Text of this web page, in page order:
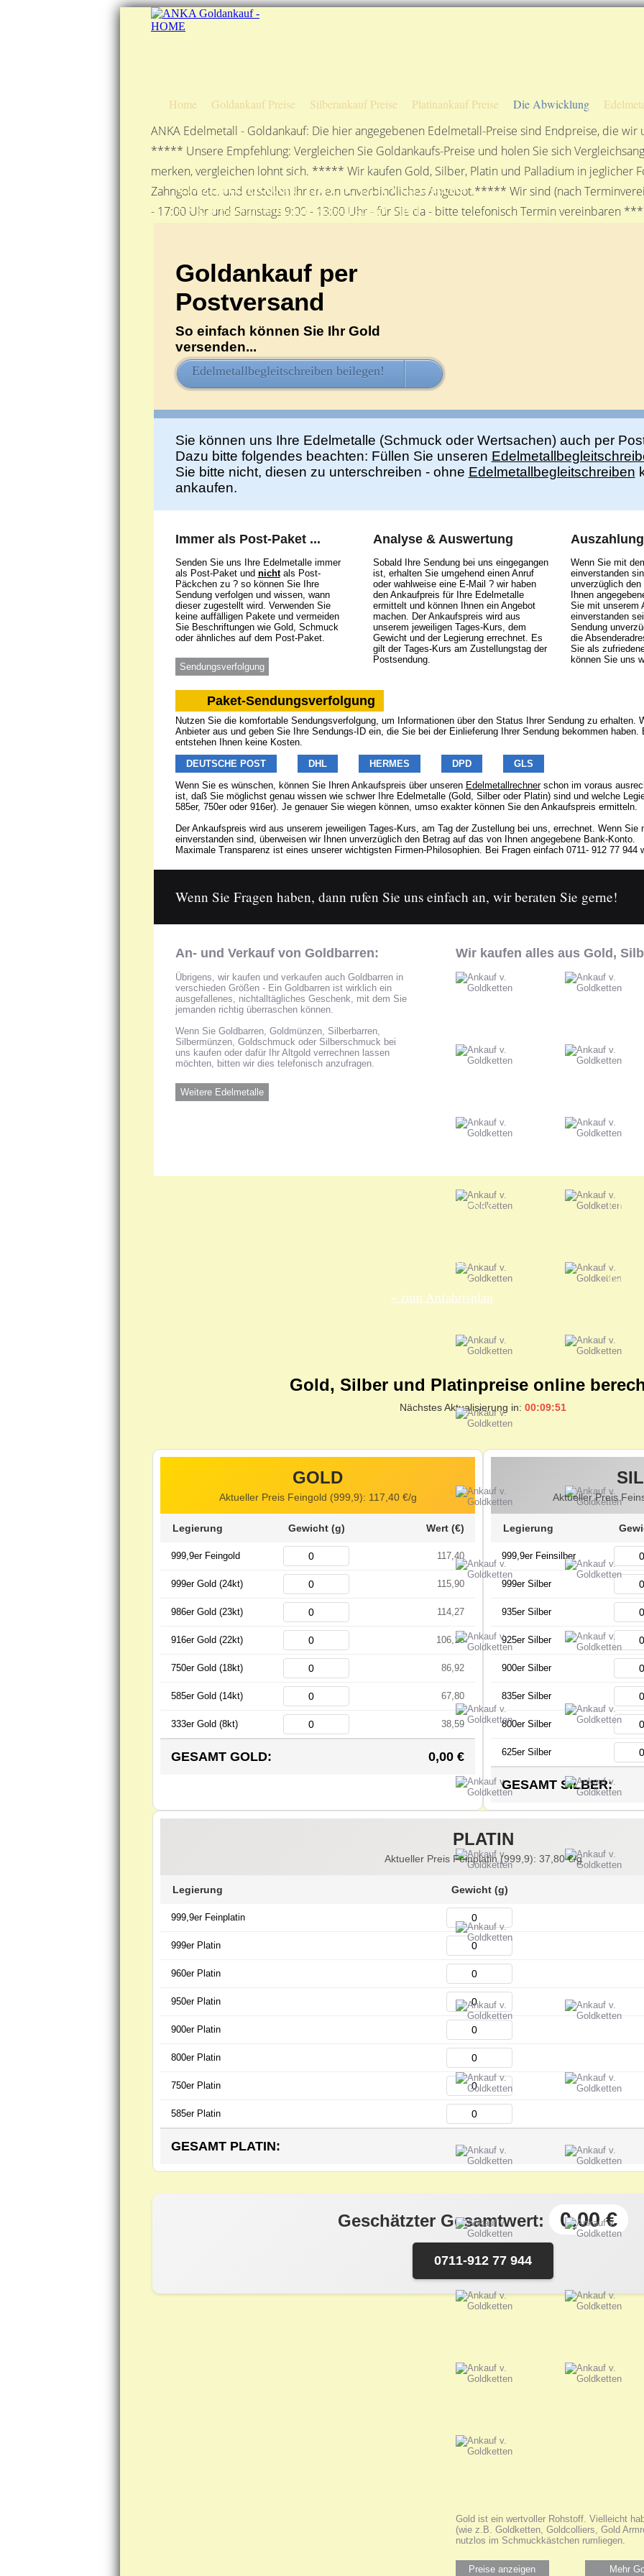
Home Goldankauf Preise Silberankauf Preise Platinankauf Preise Die Abwicklung
ANKA Edelmetall - Goldankauf: Die hier angegebenen Edelmetall-Preise sind Endpreise, die wir
***** Unsere Empfehlung: Vergleichen Sie Goldankaufs-Preise und holen Sie sich
merken, vergleichen lohnt sich. ***** Wir kaufen Gold, Silber, Platin und Palladium in jeglicher
Zahngold etc. und erstellen Ihnen ein unverbindliches Angebot.***** Wir sind (nach
- 17:00 Uhr und Samstags 9:00 - 13:00 Uhr - für Sie da - bitte telefonisch Termin vereinbaren
Goldankauf per Postversand
ANKA Edelmetallhandelsgesellschaft mbH
Goldankauf per
Postversand
So einfach können Sie Ihr Gold
versenden...
Sie können uns Ihre Edelmetalle (Schmuck oder Wertsachen) auch per
Dazu bitte folgendes beachten: Füllen Sie unseren
Sie bitte nicht, diesen zu unterschreiben - ohne Edelmetallbegleitschreiben
ankaufen.
Immer als Post-Paket ...
Senden Sie uns Ihre Edelmetalle immer
als Post-Paket und nichtals Post-
Päckchen zu ? so können Sie Ihre
Sendung verfolgen und wissen, wann
dieser zugestellt wird. Verwenden Sie
keine auffälligen Pakete und vermeiden
Sie Beschriftungen wie Gold, Schmuck
oder ähnliches auf dem Post-Paket.
Sendungsverfolgung
Analyse & Auswertung
Sobald Ihre Sendung bei uns eingegangen
ist, erhalten Sie umgehend einen Anruf
oder wahlweise eine E-Mail ? wir haben
den Ankaufpreis für Ihre Edelmetalle
ermittelt und können Ihnen ein Angebot
machen. Der Ankaufspreis wird aus
unserem jeweiligen Tages-Kurs, dem
Gewicht und der Legierung errechnet. Es
gilt der Tages-Kurs am Zustellungstag der
Postsendung.
Auszahlung
Wenn Sie mit
einverstanden
unverzüglich
Ihnen
Sie mit unserem
einverstanden
Sendung
die
Sie als
können Sie uns
Paket-Sendungsverfolgung
Nutzen Sie die komfortable Sendungsverfolgung, um Informationen über den Status Ihrer Sendung zu erhalten.
Anbieter aus und geben Sie Ihre Sendungs-ID ein, die Sie bei der Einlieferung Ihrer Sendung bekommen
entstehen Ihnen keine Kosten.
DEUTSCHE POST
DHL HERMES DPD
GLS
Wenn Sie es wünschen, können Sie Ihren Ankaufspreis über unseren Edelmetallrechnerschon im voraus
ist, daß Sie möglichst genau wissen wie schwer Ihre Edelmetalle (Gold, Silber oder Platin) sind und welche
585er, 750er oder 916er). Je genauer Sie wiegen können, umso exakter können Sie den Ankaufspreis ermitteln.
Der Ankaufspreis wird aus unserem jeweiligen Tages-Kurs, am Tag der Zustellung bei uns, errechnet. Wenn Sie
einverstanden sind, überweisen wir Ihnen unverzüglich den Betrag auf das von Ihnen angegebene Bank-Konto.
Maximale Transparenz ist eines unserer wichtigsten Firmen-Philosophien. Bei Fragen einfach 0711- 912 77 944
Edelmetallbegleitschreiben beilegen! HIER KOSTENLOS LADEN
Wenn Sie Fragen haben, dann rufen Sie uns einfach an, wir beraten Sie gerne!
An- und Verkauf von Goldbarren:
Übrigens, wir kaufen und verkaufen auch Goldbarren in
verschieden Größen - Ein Goldbarren ist wirklich ein
ausgefallenes, nichtalltägliches Geschenk, mit dem Sie
jemanden richtig überraschen können.
Wenn Sie Goldbarren, Goldmünzen, Silberbarren,
Silbermünzen, Goldschmuck oder Silberschmuck bei
uns kaufen oder dafür Ihr Altgold verrechnen lassen
möchten, bitten wir dies telefonisch anzufragen.
Weitere Edelmetalle
Wir kaufen alles aus Gold,
Gold ist ein wertvoller Rohstoff. Vielleicht
(wie z.B. Goldketten, Goldcolliers, Gold
nutzlos im Schmuckkästchen rumliegen.
Preise anzeigen Mehr
Unsere Adresse:
Felix-Dahn-Str. 4
70597 Stuttgart
» zum Anfahrtsplan
Gold, Silber und Platinpreise online
Nächstes Aktualisierung in: 00:09:50
GOLD
Aktueller Preis Feingold (999,9): 117,40€/g
Legierung Gewicht (g) Wert (€)
999,9er Feingold 117,40
999er Gold (24kt) 115,90
986er Gold (23kt) 114,27
916er Gold (22kt) 106,16
750er Gold (18kt) 86,92
585er Gold (14kt) 67,80
333er Gold (8kt) 38,59
GESAMT GOLD: 0,00 €
Aktueller Preis
Legierung
999,9er Feinsilber
999er Silber
935er Silber
925er Silber
900er Silber
835er Silber
800er Silber
625er Silber
GESAMT SILBER:
PLATIN
Aktueller Preis Feinplatin (999,9): 37,80€/g
Legierung Gewicht (g)
999,9er Feinplatin
999er Platin
960er Platin
950er Platin
900er Platin
800er Platin
750er Platin
585er Platin
GESAMT PLATIN:
Geschätzter Gesamtwert: 0,00 €
0711-912 77 944